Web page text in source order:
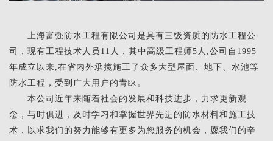
上海富强防水工程有限公司是具有三级资质的防水工程公
司，现有工程技术人员11人，其中高级工程师5人,公司自1995
年成立以来,在省内外承揽施工了众多大型屋面、地下、水池等
防水工程，受到广大用户的青睐。
本公司近年来随着社会的发展和科技进步，力求更新观
念，与时俱进，及时学习和掌握世界先进的防水材料和施工技
术，以求我们的努力能够有更多为您服务的机会，愿我们的辛